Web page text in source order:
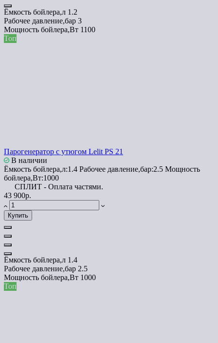
Ёмкость бойлера,л 1.2
Рабочее давление,бар 3
Мощность бойлера,Вт 1100
Топ
Парогенератор с утюгом Lelit PS 21
В наличии
Ёмкость бойлера,л:1.4 Рабочее давление,бар:2.5 Мощность
бойлера,Вт:1000
СПЛИТ - Оплата частями.
43 900р.
Купить
Ёмкость бойлера,л 1.4
Рабочее давление,бар 2.5
Мощность бойлера,Вт 1000
Топ